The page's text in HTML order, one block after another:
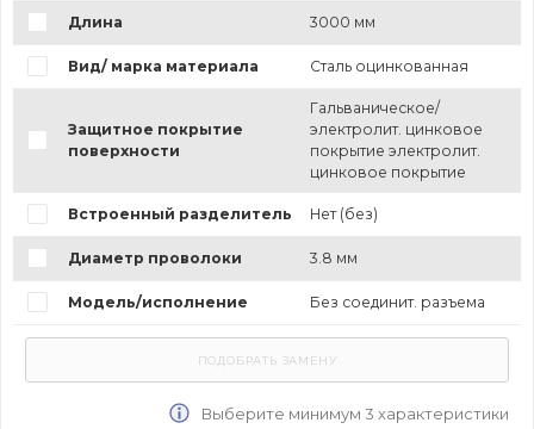
Длина 3000 мм
Вид/ марка материала Сталь оцинкованная
Защитное покрытие
поверхности
Гальваническое/
электролит. цинковое
покрытие электролит.
цинковое покрытие
Встроенный разделитель Нет (без)
Диаметр проволоки 3.8 мм
Модель/исполнение Без соединит. разъема
Выберите минимум 3 характеристики